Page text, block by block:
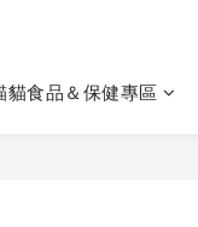
貓食品＆保健專區